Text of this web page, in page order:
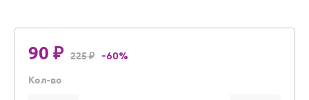
90 ₽ 225 ₽ -60%
Кол-во